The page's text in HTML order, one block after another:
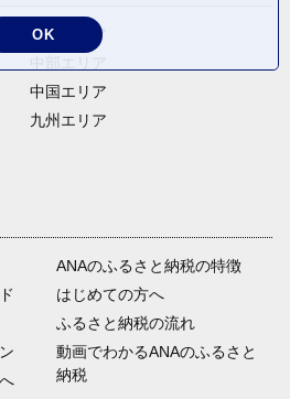
東北エリア
中国エリア
九州エリア
ANAのふるさと納税の特徴
はじめての方へ
ふるさと納税の流れ
動画でわかるANAのふるさと
納税
OK